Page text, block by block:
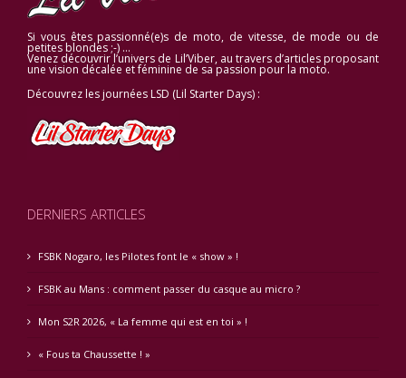
Si vous êtes passionné(e)s de moto, de vitesse, de mode ou de
petites blondes ;-) …
Venez découvrir l’univers de Lil’Viber, au travers d’articles proposant
une vision décalée et féminine de sa passion pour la moto.
Découvrez les journées LSD (Lil Starter Days) :
DERNIERS ARTICLES
FSBK Nogaro, les Pilotes font le « show » !
FSBK au Mans : comment passer du casque au micro ?
Mon S2R 2026, « La femme qui est en toi » !
« Fous ta Chaussette ! »